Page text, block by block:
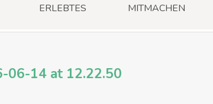
ERLEBTES MITMACHEN
06-14 at 12.22.50